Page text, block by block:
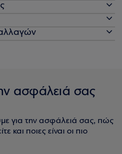
ασφάλειά σας
για την ασφάλειά σας, πώς
και ποιες είναι οι πιο